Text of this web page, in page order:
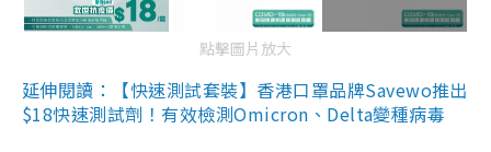
點擊圖片放大
延伸閱讀：【快速測試套裝】香港口罩品牌Savewo推出
$18快速測試劑！有效檢測Omicron、Delta變種病毒